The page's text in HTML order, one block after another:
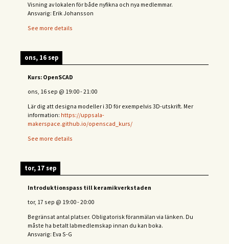
Visning av lokalen för både nyfikna och nya medlemmar.
Ansvarig: Erik Johansson
See more details
ons, 16 sep
Kurs: OpenSCAD
ons, 16 sep @ 19:00-21:00
Lär dig att designa modeller i 3D för exempelvis 3D-utskrift. Mer
information: https://uppsala-
makerspace.github.io/openscad_kurs/
See more details
tor, 17 sep
Introduktionspass till keramikverkstaden
tor, 17 sep @ 19:00-20:00
Begränsat antal platser. Obligatorisk föranmälan via länken. Du
måste ha betalt labmedlemskap innan du kan boka.
Ansvarig: Eva S-G